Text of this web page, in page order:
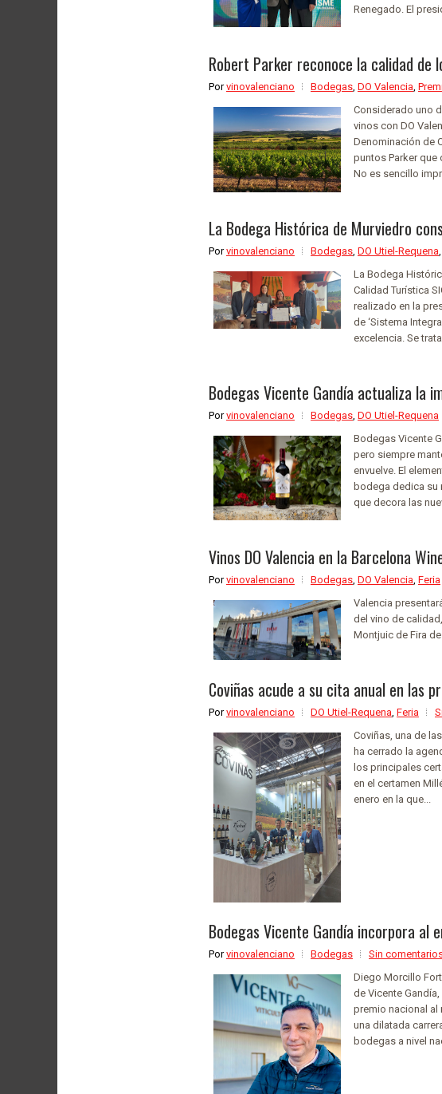
Renegado. El
Robert Parker reconoce la calidad de
Porvinovalenciano Bodegas DO Valencia
Considerado uno
vinos con DO
Denominación de
puntos Parker que
No es sencillo
La Bodega Histórica de Murviedro
Porvinovalenciano Bodegas DO Utiel-Requena
La Bodega
Calidad Turística
realizado en la
de ‘Sistema
excelencia. Se
Bodegas Vicente Gandía actualiza la
Porvinovalenciano Bodegas DO Utiel-Requena
Bodegas Vicente
pero siempre
envuelve. El
bodega dedica su
que decora las
Vinos DO Valencia en la Barcelona
Porvinovalenciano Bodegas DO Valencia Feria
Valencia
del vino de
Montjuic
Coviñas acude a su cita anual en las
Porvinovalenciano DO Utiel-Requena Feria
Coviñas, una de
ha cerrado la
los principales
en el certamen
enero en la que...
Bodegas Vicente Gandía incorpora
Porvinovalenciano Bodegas
Sin
Diego Morcillo
de Vicente
premio nacional al
una dilatada
bodegas a nivel